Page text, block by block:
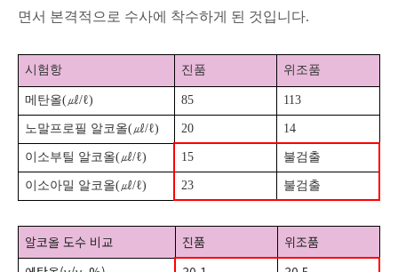
면서 본격적으로 수사에 착수하게 된 것입니다.
시험항 진품 위조품
메탄올(㎕/ℓ) 85 113
노말프로필 알코올(㎕/ℓ) 20 14
이소부틸 알코올(㎕/ℓ) 15 불검출
이소아밀 알코올(㎕/ℓ) 23 불검출
알코올 도수 비교 진품
위조품